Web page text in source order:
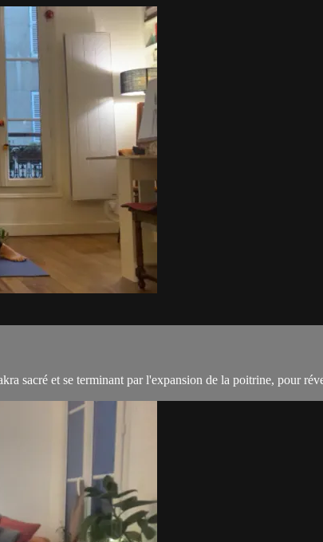
sacré et se terminant par l'expansion de la poitrine, pour